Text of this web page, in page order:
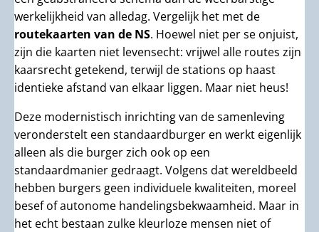
werkelijkheid van alledag. Vergelijk het met de
routekaarten van de NS. Hoewel niet per se onjuist,
zijn die kaarten niet levensecht: vrijwel alle routes zijn
kaarsrecht getekend, terwijl de stations op haast
identieke afstand van elkaar liggen. Maar niet heus!
Deze modernistisch inrichting van de samenleving
veronderstelt een standaardburger en werkt eigenlijk
alleen als die burger zich ook op een
standaardmanier gedraagt. Volgens dat wereldbeeld
hebben burgers geen individuele kwaliteiten, moreel
besef of autonome handelingsbekwaamheid. Maar in
het echt bestaan zulke kleurloze mensen niet of